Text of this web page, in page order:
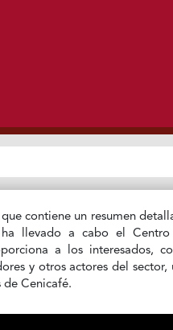
contiene un resumen
ha llevado a cabo el
a los interesados,
y otros actores del sector,
de Cenicafé.